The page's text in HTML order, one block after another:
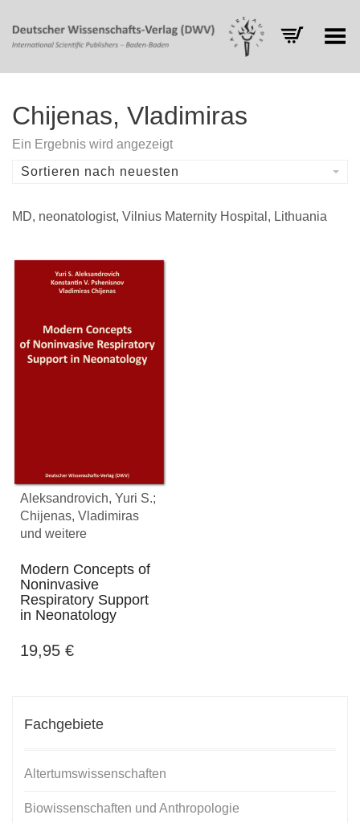
Toggle Menu
Chijenas, Vladimiras
Ein Ergebnis wird angezeigt
Sortieren nach neuesten
MD, neonatologist, Vilnius Maternity Hospital, Lithuania
Aleksandrovich, Yuri S.;
Chijenas, Vladimiras
und weitere
Modern Concepts of
Noninvasive
Respiratory Support
in Neonatology
19,95 €
Fachgebiete
Altertumswissenschaften
Biowissenschaften und Anthropologie